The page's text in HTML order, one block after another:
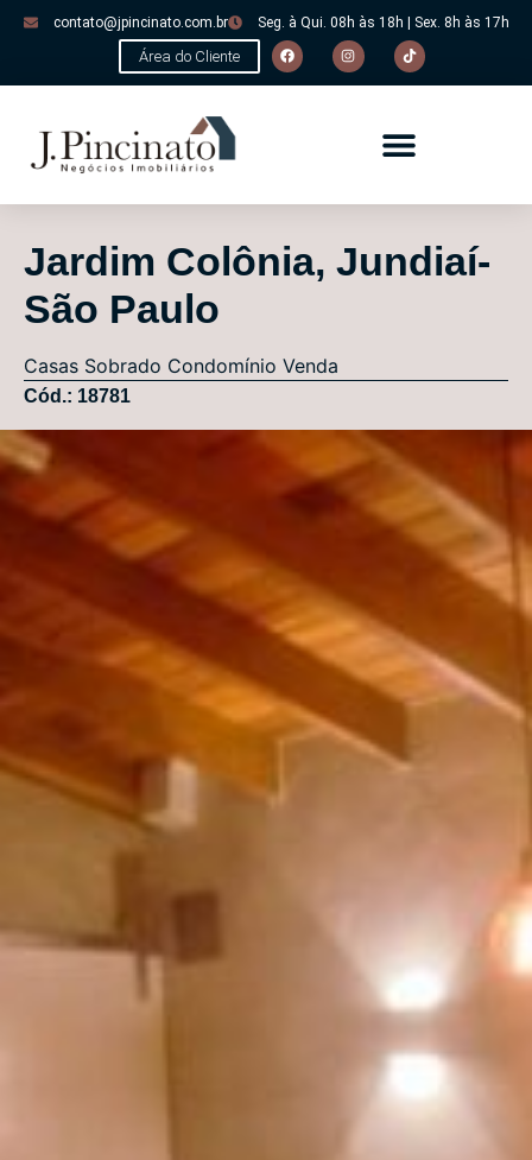
contato@jpincinato.com.br Seg. à Qui. 08h às 18h | Sex. 8h às 17h
Área do Cliente
Jardim Colônia, Jundiaí-
São Paulo
Casas Sobrado Condomínio Venda
Cód.: 18781